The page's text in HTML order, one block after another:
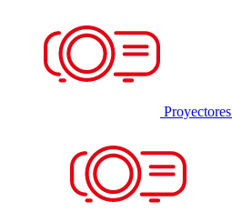
Proyectores